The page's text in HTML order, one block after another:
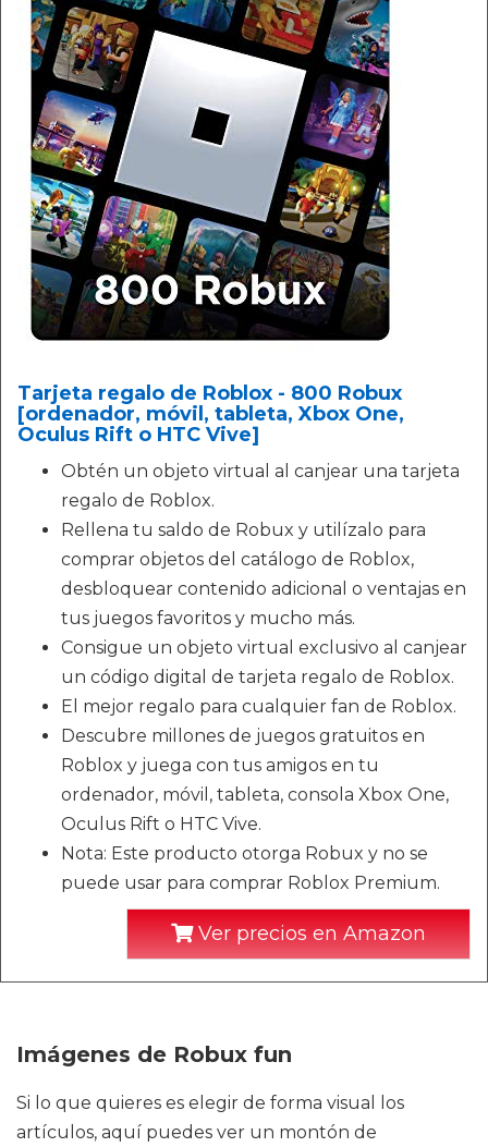
Tarjeta regalo de Roblox - 800 Robux
[ordenador, móvil, tableta, Xbox One,
Oculus Rift o HTC Vive]
Obtén un objeto virtual al canjear una tarjeta
regalo de Roblox.
Rellena tu saldo de Robux y utilízalo para
comprar objetos del catálogo de Roblox,
desbloquear contenido adicional o ventajas en
tus juegos favoritos y mucho más.
Consigue un objeto virtual exclusivo al canjear
un código digital de tarjeta regalo de Roblox.
El mejor regalo para cualquier fan de Roblox.
Descubre millones de juegos gratuitos en
Roblox y juega con tus amigos en tu
ordenador, móvil, tableta, consola Xbox One,
Oculus Rift o HTC Vive.
Nota: Este producto otorga Robux y no se
puede usar para comprar Roblox Premium.
Ver precios en Amazon
Imágenes de Robux fun
Si lo que quieres es elegir de forma visual los
artículos, aquí puedes ver un montón de